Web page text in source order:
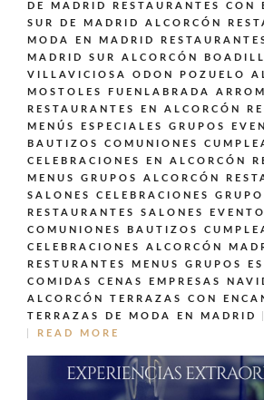
DE MADRID
RESTAURANTES CON
SUR DE MADRID ALCORCÓN
MODA EN MADRID
MADRID SUR ALCORCÓN
VILLAVICIOSA ODON POZUELO
MOSTOLES FUENLABRADA
RESTAURANTES EN ALCORCÓN
MENÚS ESPECIALES GRUPOS
BAUTIZOS COMUNIONES
CELEBRACIONES EN ALCORCÓN
MENUS GRUPOS ALCORCÓN
SALONES CELEBRACIONES
RESTAURANTES SALONES
COMUNIONES BAUTIZOS
CELEBRACIONES ALCORCÓN
RESTURANTES MENUS GRUPOS
COMIDAS CENAS EMPRESAS
ALCORCÓN
TERRAZAS CON
TERRAZAS DE MODA EN MADRID
READ MORE